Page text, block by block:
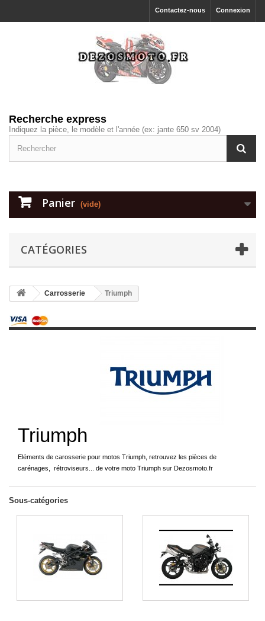
Connexion
Contactez-nous
Recherche express
Indiquez la pièce, le modèle et l'année (ex: jante 650 sv 2004)
Panier (vide)
CATÉGORIES
Carrosserie Triumph
Triumph
Eléments de carosserie pour motos Triumph, retrouvez les pièces de
carénages, rétroviseurs... de votre moto Triumph sur Dezosmoto.fr
Sous-catégories